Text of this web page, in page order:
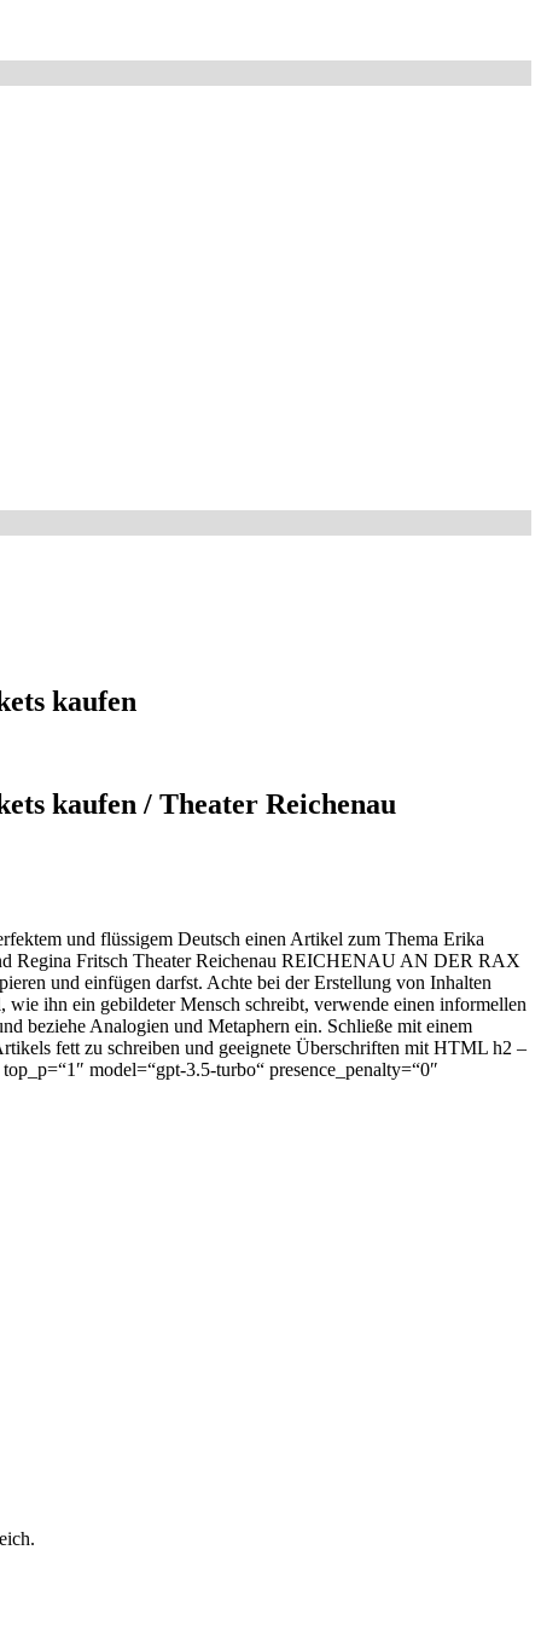
kaufen
kaufen / Theater Reichenau
und flüssigem Deutsch einen Artikel zum Thema Erika
Regina Fritsch Theater Reichenau REICHENAU AN DER RAX
und einfügen darfst. Achte bei der Erstellung von Inhalten
ihn ein gebildeter Mensch schreibt, verwende einen informellen
beziehe Analogien und Metaphern ein. Schließe mit einem
fett zu schreiben und geeignete Überschriften mit HTML h2 –
model=“gpt-3.5-turbo“ presence_penalty=“0″